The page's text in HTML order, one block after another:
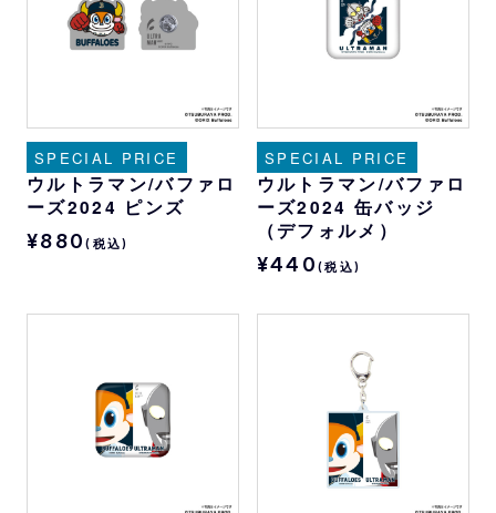
SPECIAL PRICE
ウルトラマン/バファロ
ーズ2024 ピンズ
¥880(税込)
SPECIAL PRICE
ウルトラマン/バファロ
ーズ2024 缶バッジ
（デフォルメ）
¥440(税込)